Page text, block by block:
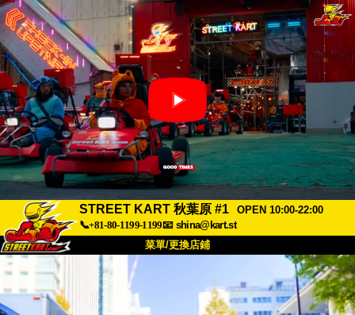
STREET KART 秋葉原 #1
OPEN 10:00-22:00
📞+81-80-1199-1199📧 shina@kart.st
菜單/更換店鋪
關於 價格